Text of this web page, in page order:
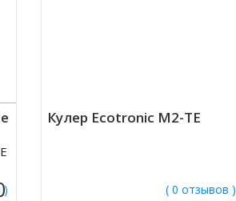
)
Кулер Ecotronic M2-TE
( 0 отзывов )